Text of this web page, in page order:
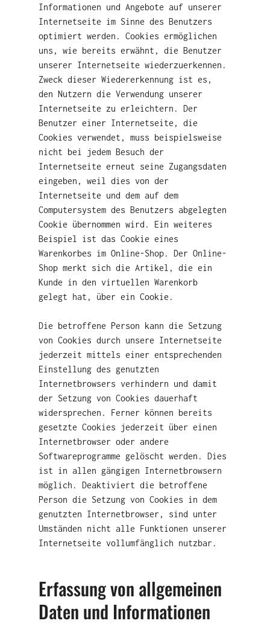
Informationen und Angebote auf unserer
Internetseite im Sinne des Benutzers
optimiert werden. Cookies ermöglichen
uns, wie bereits erwähnt, die Benutzer
unserer Internetseite wiederzuerkennen.
Zweck dieser Wiedererkennung ist es,
den Nutzern die Verwendung unserer
Internetseite zu erleichtern. Der
Benutzer einer Internetseite, die
Cookies verwendet, muss beispielsweise
nicht bei jedem Besuch der
Internetseite erneut seine Zugangsdaten
eingeben, weil dies von der
Internetseite und dem auf dem
Computersystem des Benutzers abgelegten
Cookie übernommen wird. Ein weiteres
Beispiel ist das Cookie eines
Warenkorbes im Online-Shop. Der Online-
Shop merkt sich die Artikel, die ein
Kunde in den virtuellen Warenkorb
gelegt hat, über ein Cookie.
Die betroffene Person kann die Setzung
von Cookies durch unsere Internetseite
jederzeit mittels einer entsprechenden
Einstellung des genutzten
Internetbrowsers verhindern und damit
der Setzung von Cookies dauerhaft
widersprechen. Ferner können bereits
gesetzte Cookies jederzeit über einen
Internetbrowser oder andere
Softwareprogramme gelöscht werden. Dies
ist in allen gängigen Internetbrowsern
möglich. Deaktiviert die betroffene
Person die Setzung von Cookies in dem
genutzten Internetbrowser, sind unter
Umständen nicht alle Funktionen unserer
Internetseite vollumfänglich nutzbar.
Erfassung von allgemeinen
Daten und Informationen